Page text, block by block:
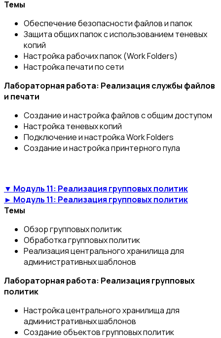
Темы
Обеспечение безопасности файлов и папок
Защита общих папок с использованием теневых
копий
Настройка рабочих папок (Work Folders)
Настройка печати по сети
Лабораторная работа: Реализация службы файлов
и печати
Создание и настройка файлов с общим доступом
Настройка теневых копий
Подключение и настройка Work Folders
Создание и настройка принтерного пула
▼ Модуль 11: Реализация групповых политик
► Модуль 11: Реализация групповых политик
Темы
Обзор групповых политик
Обработка групповых политик
Реализация центрального хранилища для
административных шаблонов
Лабораторная работа: Реализация групповых
политик
Настройка центрального хранилища для
административных шаблонов
Создание объектов групповых политик